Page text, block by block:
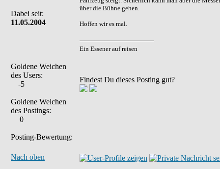
Dabei seit:
11.05.2004
Goldene Weichen
des Users:
-5
Goldene Weichen
des Postings:
0
Posting-Bewertung:
über die Bühne gehen.
Hoffen wir es mal.
Ein Essener auf reisen
Findest Du dieses Posting gut?
Nach oben